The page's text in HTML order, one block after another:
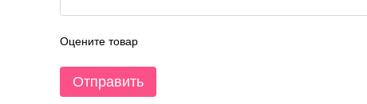
Оцените товар
Отправить